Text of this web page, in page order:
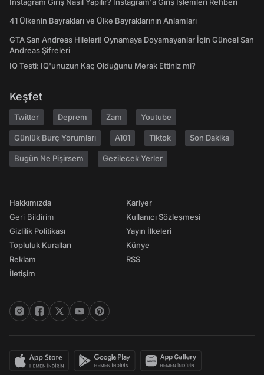
41 Ülkenin Bayrakları ve Ülke Bayraklarının Anlamları
GTA San Andreas Hileleri! Oynamaya Doyamayanlar İçin Güncel San
Andreas Şifreleri
IQ Testi: IQ'unuzun Kaç Olduğunu Merak Ettiniz mi?
Keşfet
Twitter Deprem Zam Youtube
Günlük Burç Yorumları A101 Tiktok Son Dakika
Bugün Ne Pişirsem Gezilecek Yerler
Hakkımızda
Geri Bildirim
Gizlilik Politikası
Topluluk Kuralları
Reklam
İletişim
Kariyer
Kullanıcı Sözleşmesi
Yayın İlkeleri
Künye
RSS